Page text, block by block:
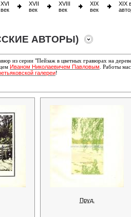
XVI
век
XVII
век
XVIII
век
XIX
век
XIX
АВТОРЫ)
из серии "Пейзаж в цветных гравюрах на
Иваном Николаевичем Павловым . Работы
галереи!
Пруд.